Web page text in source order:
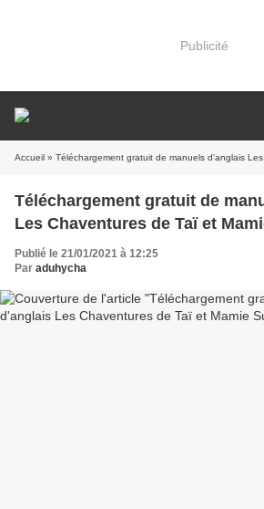
Publicité
Accueil » Téléchargement gratuit de manuels d'anglais Les
Téléchargement gratuit de
Les Chaventures de Taï et
Publié le 21/01/2021 à 12:25
Par aduhycha